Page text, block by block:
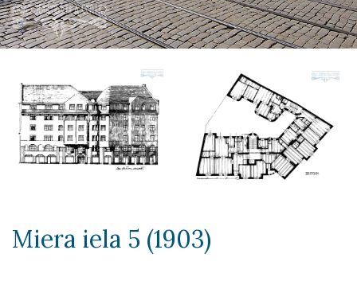
Miera iela 5 (1903)